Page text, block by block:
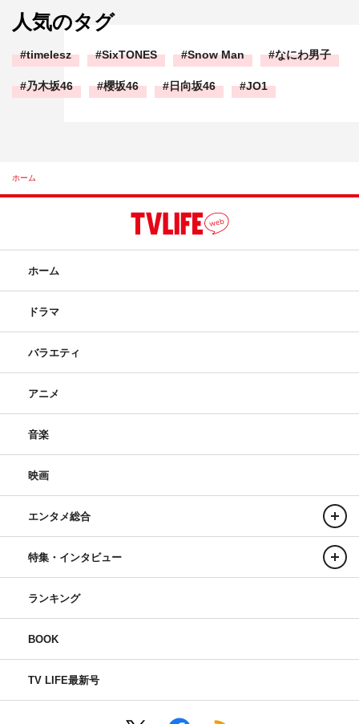
人気のタグ
timelesz SixTONES Snow Man なにわ男子
乃木坂46 櫻坂46 日向坂46 JO1
ホーム
ホーム
ドラマ
バラエティ
アニメ
音楽
映画
エンタメ総合
特集・インタビュー
ランキング
BOOK
TV LIFE最新号